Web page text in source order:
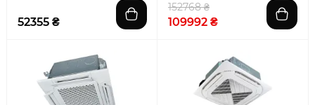
52355 ₴
152768 ₴
109992 ₴